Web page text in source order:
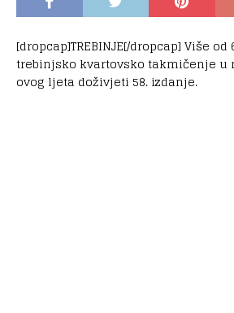
[dropcap]TREBINJE[/dropcap] Više
trebinjsko kvartovsko takmičenje u
ovog ljeta doživjeti 58. izdanje.